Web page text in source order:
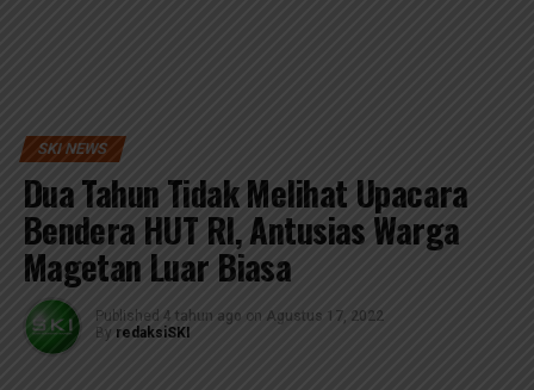
SKI NEWS
Dua Tahun Tidak Melihat Upacara
Bendera HUT RI, Antusias Warga
Magetan Luar Biasa
Published 4 tahun ago on Agustus 17, 2022
By redaksiSKI